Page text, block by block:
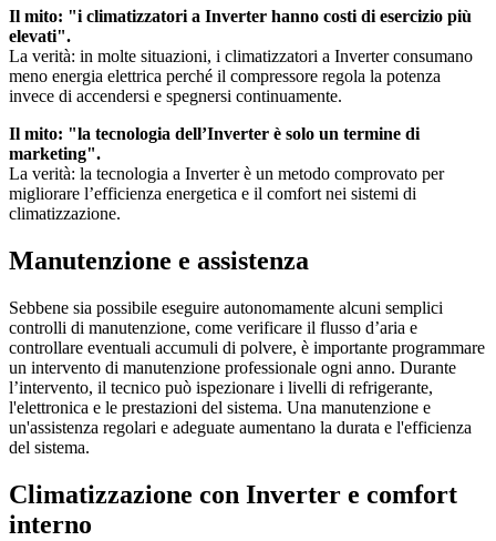
Il mito: "i climatizzatori a Inverter hanno costi di esercizio più
elevati".
La verità: in molte situazioni, i climatizzatori a Inverter consumano
meno energia elettrica perché il compressore regola la potenza
invece di accendersi e spegnersi continuamente.
Il mito: "la tecnologia dell’Inverter è solo un termine di
marketing".
La verità: la tecnologia a Inverter è un metodo comprovato per
migliorare l’efficienza energetica e il comfort nei sistemi di
climatizzazione.
Manutenzione e assistenza
Sebbene sia possibile eseguire autonomamente alcuni semplici
controlli di manutenzione, come verificare il flusso d’aria e
controllare eventuali accumuli di polvere, è importante programmare
un intervento di manutenzione professionale ogni anno. Durante
l’intervento, il tecnico può ispezionare i livelli di refrigerante,
l'elettronica e le prestazioni del sistema. Una manutenzione e
un'assistenza regolari e adeguate aumentano la durata e l'efficienza
del sistema.
Climatizzazione con Inverter e comfort
interno